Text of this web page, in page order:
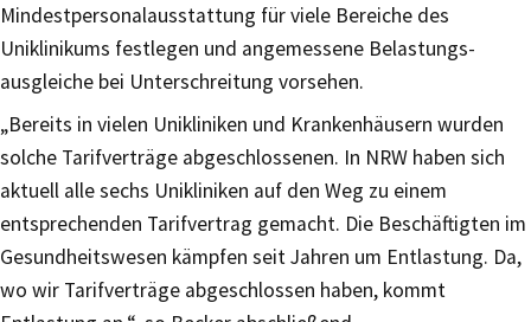
Mindestpersonalausstattung für viele Bereiche des
Uniklinikums festlegen und angemessene Belastungs­
ausgleiche bei Unterschreitung vorsehen.
„Bereits in vielen Unikliniken und Krankenhäusern wurden
solche Ta­rifverträge abgeschlossenen. In NRW haben sich
aktuell alle sechs Unikliniken auf den Weg zu einem
entsprechenden Tarifvertrag ge­macht. Die Beschäftigten im
Gesundheitswesen kämpfen seit Jahren um Entlastung. Da,
wo wir Tarifverträge abgeschlossen haben, kommt